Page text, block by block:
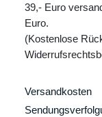
39,- Euro
Euro.
(Kostenlose
Versandkosten